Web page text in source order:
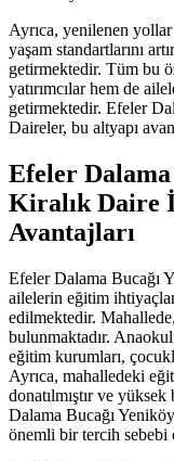
Ayrıca, yenilenen yollar
yaşam standartlarını
getirmektedir. Tüm bu
yatırımcılar hem de
getirmektedir. Efeler
Daireler, bu altyapı
Efeler Dalama
Kiralık Daire
Avantajları
Efeler Dalama Bucağı
ailelerin eğitim
edilmektedir.
bulunmaktadır.
eğitim kurumları,
Ayrıca, mahalledeki
donatılmıştır ve
Dalama Bucağı
önemli bir tercih sebebi